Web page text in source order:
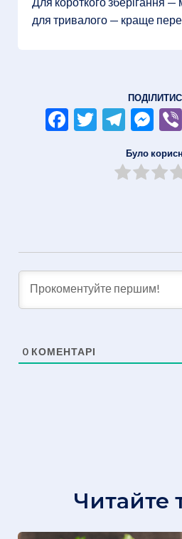
для тривалого — краще
Facebook
Twitter
Було
0 КОМЕНТАРІ
Читайте